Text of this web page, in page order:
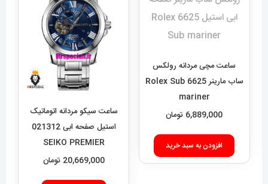
ساعت مچی مردانه رولکس
ساب مارینر 6625 Rolex Sub
mariner
6,889,000 تومان
افزودن به سبد خرید
ساعت سیکو مردانه اتوماتیک
استیل صفحه ابی 021312
SEIKO PREMIER
20,669,000 تومان